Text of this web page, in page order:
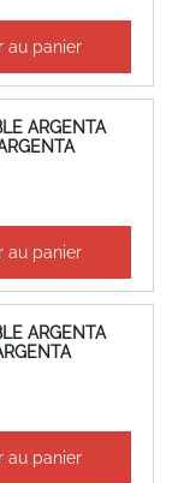
au panier
ARGENTA
au panier
ARGENTA
au panier